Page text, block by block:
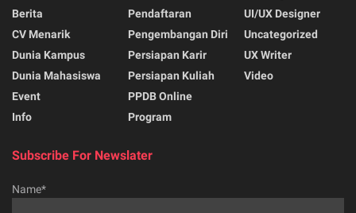
Berita
CV Menarik
Dunia Kampus
Dunia Mahasiswa
Event
Info
Pendaftaran
Pengembangan Diri
Persiapan Karir
Persiapan Kuliah
PPDB Online
Program
UI/UX Designer
Uncategorized
UX Writer
Video
Subscribe For Newslater
Name*